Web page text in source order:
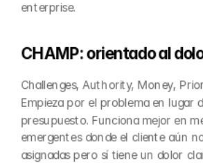
enterprise.
CHAMP: orientado al
Challenges, Authority, Money,
Empieza por el problema en lugar
presupuesto. Funciona mejor en
emergentes donde el cliente aún
asignadas pero sí tiene un dolor